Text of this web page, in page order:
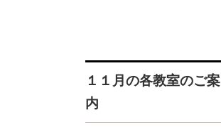
１１月の各教室のご案
内